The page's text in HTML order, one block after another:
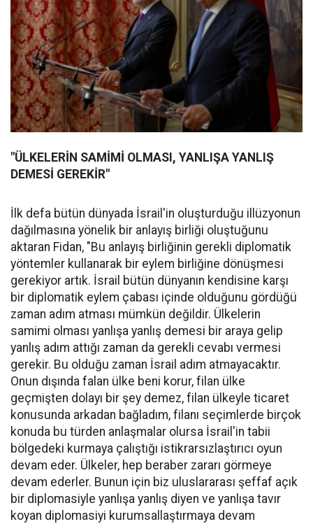
"ÜLKELERİN SAMİMİ OLMASI, YANLIŞA YANLIŞ
DEMESİ GEREKİR"
İlk defa bütün dünyada İsrail'in oluşturduğu illüzyonun
dağılmasına yönelik bir anlayış birliği oluştuğunu
aktaran Fidan, "Bu anlayış birliğinin gerekli diplomatik
yöntemler kullanarak bir eylem birliğine dönüşmesi
gerekiyor artık. İsrail bütün dünyanın kendisine karşı
bir diplomatik eylem çabası içinde olduğunu gördüğü
zaman adım atması mümkün değildir. Ülkelerin
samimi olması yanlışa yanlış demesi bir araya gelip
yanlış adım attığı zaman da gerekli cevabı vermesi
gerekir. Bu olduğu zaman İsrail adım atmayacaktır.
Onun dışında falan ülke beni korur, filan ülke
geçmişten dolayı bir şey demez, filan ülkeyle ticaret
konusunda arkadan bağladım, filanı seçimlerde birçok
konuda bu türden anlaşmalar olursa İsrail'in tabii
bölgedeki kurmaya çalıştığı istikrarsızlaştırıcı oyun
devam eder. Ülkeler, hep beraber zararı görmeye
devam ederler. Bunun için biz uluslararası şeffaf açık
bir diplomasiyle yanlışa yanlış diyen ve yanlışa tavır
koyan diplomasiyi kurumsallaştırmaya devam